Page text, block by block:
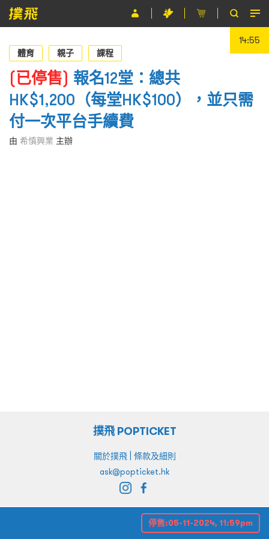
節目
主辦單位
關於撲飛
條款及細則
14:55
體育 親子 課程
(已停售) 報名12堂：總共
HK$1,200（每堂HK$100），並只需
付一次平台手續費
由 希慎興業 主辦
停售:05-11-2024, 11:59pm
撲飛 POPTICKET
關於撲飛| 條款及細則
ask@popticket.hk